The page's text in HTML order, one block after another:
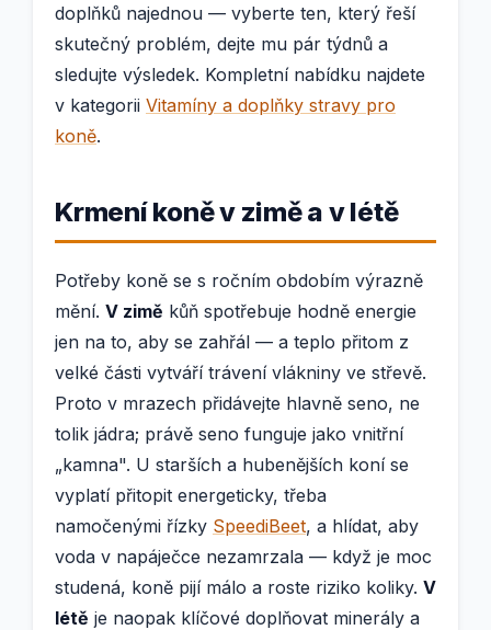
doplňků najednou — vyberte ten, který řeší
skutečný problém, dejte mu pár týdnů a
sledujte výsledek. Kompletní nabídku najdete
v kategorii Vitamíny a doplňky stravy pro
koně.
Krmení koně v zimě a v létě
Potřeby koně se s ročním obdobím výrazně
mění. V zimě kůň spotřebuje hodně energie
jen na to, aby se zahřál — a teplo přitom z
velké části vytváří trávení vlákniny ve střevě.
Proto v mrazech přidávejte hlavně seno, ne
tolik jádra; právě seno funguje jako vnitřní
„kamna". U starších a hubenějších koní se
vyplatí přitopit energeticky, třeba
namočenými řízky SpeediBeet, a hlídat, aby
voda v napáječce nezamrzala — když je moc
studená, koně pijí málo a roste riziko koliky. V
létě je naopak klíčové doplňovat minerály a